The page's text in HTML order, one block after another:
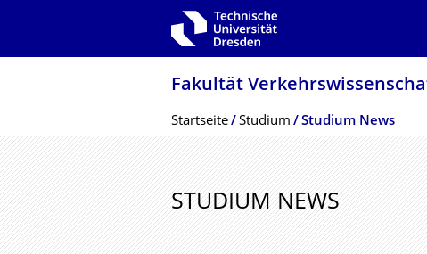
Zur Hauptnavigation springen
Fakultät
Breadcrumb-Menü
Startseite Studium Studium News
STUDIUM NEWS